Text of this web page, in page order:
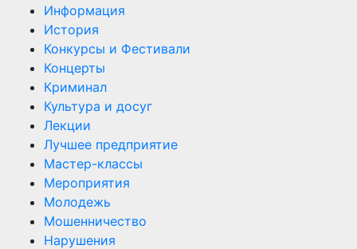
Информация
История
Конкурсы и Фестивали
Концерты
Криминал
Культура и досуг
Лекции
Лучшее предприятие
Мастер-классы
Мероприятия
Молодежь
Мошенничество
Нарушения